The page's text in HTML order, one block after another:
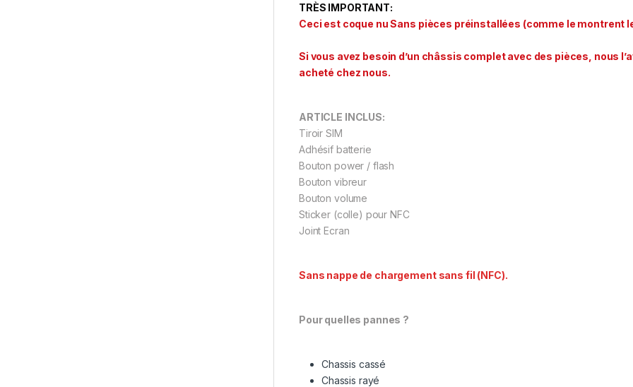
TRÈS IMPORTANT:
Ceci est coque nu Sans pièces préinstallées (comme le montrent
Si vous avez besoin d’un châssis complet avec des pièces, nous
acheté chez nous.
ARTICLE INCLUS:
Tiroir SIM
Adhésif batterie
Bouton power / flash
Bouton vibreur
Bouton volume
Sticker (colle) pour NFC
Joint Ecran
Sans nappe de chargement sans fil (NFC).
Pour quelles pannes ?
Chassis cassé
Chassis rayé